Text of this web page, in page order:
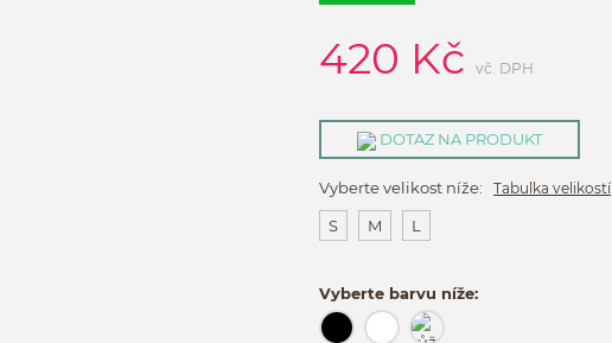
420 Kč vč. DPH
DOTAZ NA PRODUKT
Vyberte velikost níže: Tabulka velikostí
S M L
Vyberte barvu níže: